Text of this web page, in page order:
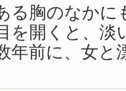
る胸のなかに
を開くと、
年前に、女と